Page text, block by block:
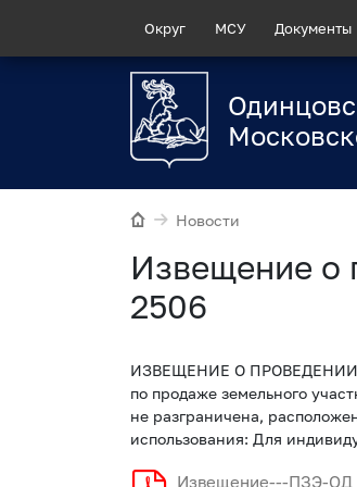
Округ МСУ Документы
Новости
Извещение
2506
ИЗВЕЩЕНИЕ О
по продаже земельного
не разграничена,
использования: Для
Извещение---ПЗЭ-